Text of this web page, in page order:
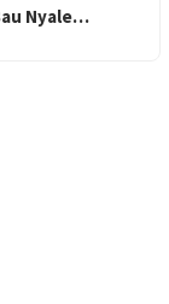
Nyale…